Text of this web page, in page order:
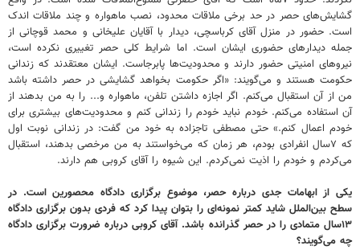
گشایش‌های حصر در حد برخی ملاقات محدود، نصب ماهواره و چند ملاقات اندک
است. حضور در منزل آقای کرباسچی، دیدار با آقایان علیخانی و محمد قوچانی از
جمله دیدارهای حضوری ایشان است. اما شرایط کلی حصر تغییری نکرده است،
نیروهای امنیتی حضور دارند و محدودیت‌ها پابرجاست. ایشان معتقدند که زندانی
حکومت هستند و می‌گویند: «اگر حکومت بخواهد گشایشی در حصر داشته باشد
من از آن استقبال می‌کنم. اگر اجازه داشتن تلفن، ماهواره و... را به من بدهند از
آن استفاده می‌کنم. خودم نباید خودم را زندانی کنم و محدودیت‌های بیشتری برای
خودم اعمال کنم.» حتی مصطفی تاجزاده به خود من گفت: در زندانی نوبت اول
که ۷سال انفرادی بودم، هر زمان که می‌خواستند به من مرخصی بدهند، استقبال
می‌کردم و خودم را اذیت نمی‌کردم. این شیوه را آقای کروبی هم دارند.
‌یکی از ابهامات جدی درباره حصر، موضوع برگزاری دادگاه محصورین است. در
سطح بین‌الملل شاید کمتر نمونه‌ای را بتوان پیدا کرد که فردی بدون برگزاری دادگاه
۱۳سال متمادی را در حصر گذرانده باشد. آقای کروبی درباره ضرورت برگزاری دادگاه
چه می‌گویند؟